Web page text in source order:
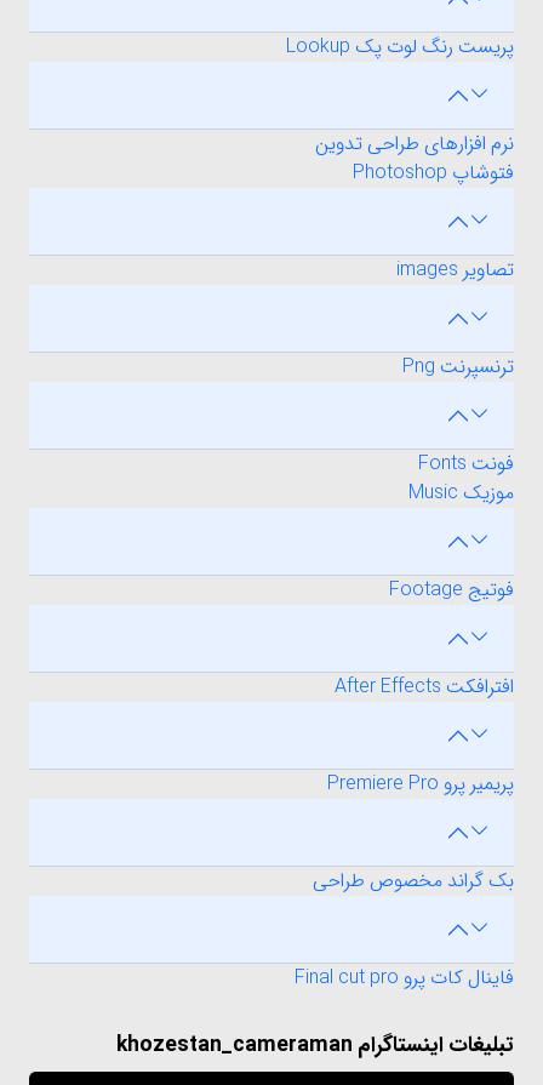
پریست رنگ لوت پک Lookup
نرم افزارهای طراحی تدوین
فتوشاپ Photoshop
تصاویر images
ترنسپرنت Png
فونت Fonts
موزیک Music
فوتیج Footage
افترافکت After Effects
پریمیر پرو Premiere Pro
بک گراند مخصوص طراحی
فاینال کات پرو Final cut pro
تبلیغات اینستاگرام khozestan_cameraman